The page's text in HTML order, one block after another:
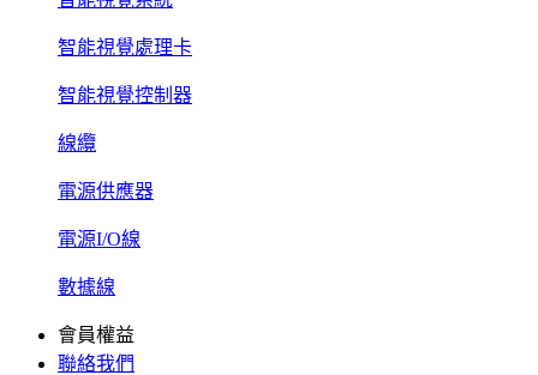
智能視覺處理卡
智能視覺控制器
線纜
電源供應器
電源I/O線
數據線
會員權益
聯絡我們